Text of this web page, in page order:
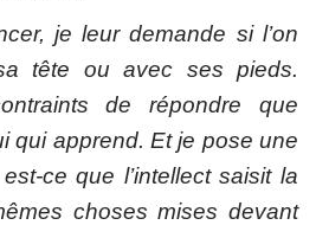
je leur demande si l’on
tête ou avec ses pieds.
de répondre que
qui apprend. Et je pose une
ce que l’intellect saisit la
choses mises devant